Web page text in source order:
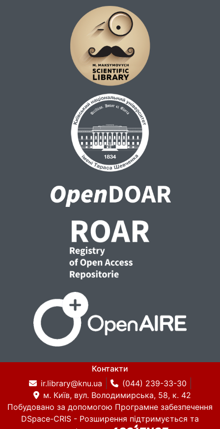
Контакти
ir.library@knu.ua
(044) 239-33-30
м. Київ, вул. Володимирська, 58, к. 42
Побудовано за допомогою Програмне забезпечення
DSpace-CRIS - Розширення підтримується та